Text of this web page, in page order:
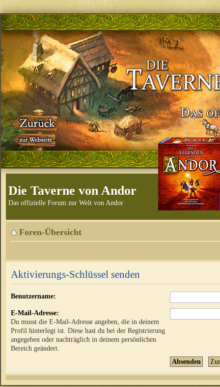
Die Taverne von Andor
Das offizielle Forum zur Welt von Andor
Foren-Übersicht
Aktivierungs-Schlüssel senden
Benutzername:
E-Mail-Adresse:
Du musst die E-Mail-Adresse angeben, die in deinem
Profil hinterlegt ist. Diese hast du bei der Registrierung
angegeben oder nachträglich in deinem persönlichen
Bereich geändert.